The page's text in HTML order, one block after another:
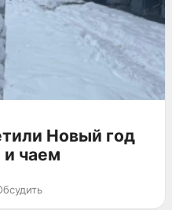
Новый год
и чаем